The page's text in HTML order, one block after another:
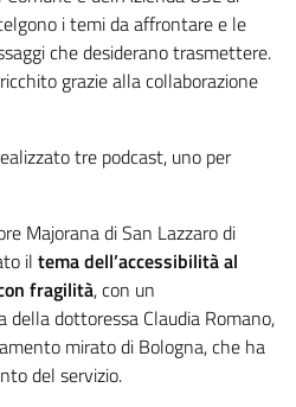
i temi da affrontare e le
che desiderano trasmettere.
grazie alla collaborazione
tre podcast, uno per
Majorana di San Lazzaro di
il tema dell’accessibilità al
fragilità, con un
della dottoressa Claudia Romano,
mirato di Bologna, che ha
del servizio.